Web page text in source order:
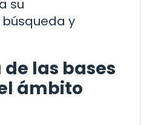
su
y
las bases
ámbito